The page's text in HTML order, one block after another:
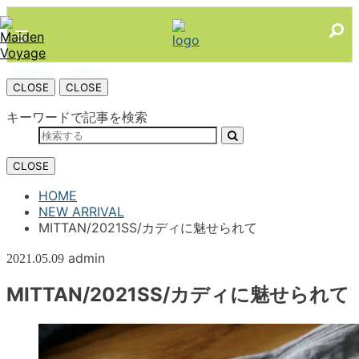
CLOSE CLOSE
キーワードで記事を検索
CLOSE
HOME
NEW ARRIVAL
MITTAN/2021SS/カディに魅せられて
2021.05.09 admin
MITTAN/2021SS/カディに魅せられて